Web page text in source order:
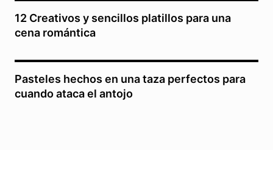
12 Creativos y sencillos platillos para una
cena romántica
Pasteles hechos en una taza perfectos para
cuando ataca el antojo